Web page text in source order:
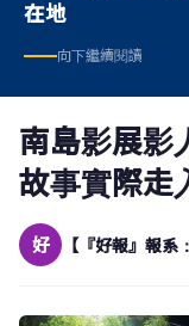
在地
向下繼續閱讀
南島影展
故事實際走
好 【『好報』報系